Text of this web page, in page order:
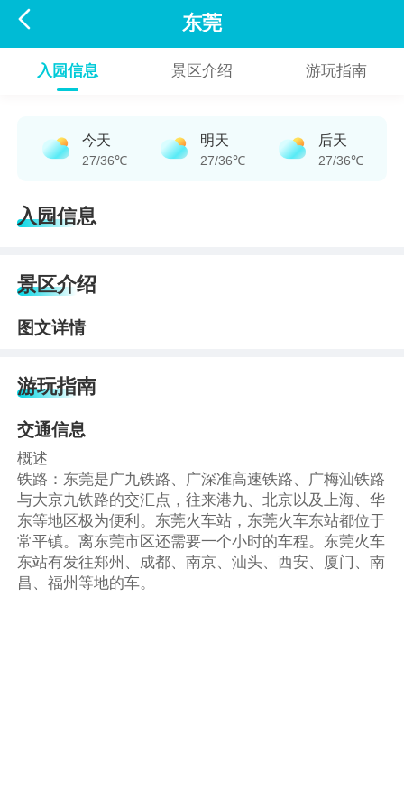
 东莞
入园信息 景区介绍 游玩指南
今天
27/36℃
明天
27/36℃
后天
27/36℃
入园信息
景区介绍
图文详情
游玩指南
交通信息
概述
铁路：东莞是广九铁路、广深准高速铁路、广梅汕铁路
与大京九铁路的交汇点，往来港九、北京以及上海、华
东等地区极为便利。东莞火车站，东莞火车东站都位于
常平镇。离东莞市区还需要一个小时的车程。东莞火车
东站有发往郑州、成都、南京、汕头、西安、厦门、南
昌、福州等地的车。